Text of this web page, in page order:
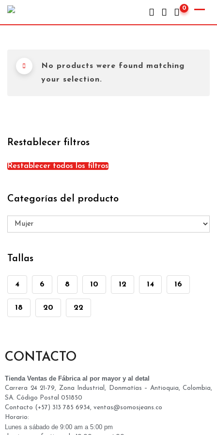
0
No products were found matching
your selection.
Restablecer filtros
Restablecer todos los filtros
Categorías del producto
Tallas
4 6 8 10 12 14 16
18 20 22
CONTACTO
Tienda Ventas de Fábrica al por mayor y al detal
Carrera 24 21-79, Zona Industrial, Donmatías – Antioquia, Colombia,
SA. Código Postal 051850
Contacto (+57) 313 785 6934, ventas@somosjeans.co
Horario:
Lunes a sábado de 9:00 am a 5:00 pm